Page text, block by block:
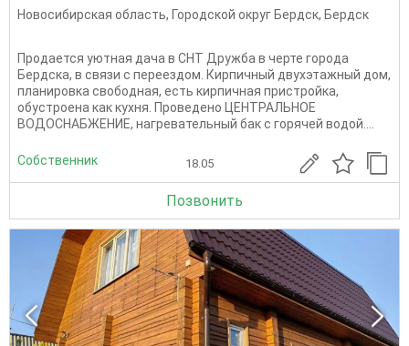
Новосибирская область, Городской округ Бердск, Бердск
Продается уютная дача в СНТ Дружба в черте города
Бердска, в связи с переездом. Кирпичный двухэтажный дом,
планировка свободная, есть кирпичная пристройка,
обустроена как кухня. Проведено ЦЕНТРАЛЬНОЕ
ВОДОСНАБЖЕНИЕ, нагревательный бак с горячей водой....
Собственник 18.05
Позвонить